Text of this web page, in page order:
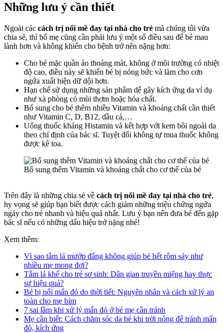
Những lưu ý cần thiết
Ngoài các cách trị nổi mề đay tại nhà cho trẻ mà chúng tôi vừa
chia sẻ, thì bố mẹ cũng cần phải lưu ý một số điều sau để bé mau
lành hơn và không khiến cho bệnh trở nên nặng hơn:
Cho bé mặc quần áo thoáng mát, không ở môi trường có nhiệt
độ cao, điều này sẽ khiến bé bị nóng bức và làm cho cơn
ngứa xuất hiện dữ dội hơn.
Hạn chế sử dụng những sản phẩm dễ gây kích ứng da ví dụ
như xà phòng có mùi thơm hoặc hóa chất.
Bổ sung cho bé thêm nhiều Vitamin và khoáng chất cần thiết
như Vitamin C, D, B12, dầu cá,…
Uống thuốc kháng Histamin và kết hợp với kem bôi ngoài da
theo chỉ định của bác sĩ. Tuyệt đối không tự mua thuốc không
được kê toa.
Bổ sung thêm Vitamin và khoáng chất cho cơ thể của bé
Trên đây là những chia sẻ về cách trị nổi mề đay tại nhà cho trẻ,
hy vọng sẽ giúp bạn biết được cách giảm những triệu chứng ngứa
ngáy cho trẻ nhanh và hiệu quả nhất. Lưu ý bạn nên đưa bé đến gặp
bác sĩ nếu có những dấu hiệu trở nặng nhé!
Xem thêm:
Vì sao tắm lá mướp đắng không giúp bé hết rôm sảy như
nhiều mẹ mong đợi?
Tắm lá khế cho trẻ sơ sinh: Dân gian truyền miệng hay thực
sự hiệu quả?
Bé bị nổi mẩn đỏ do thời tiết: Nguyên nhân và cách xử lý an
toàn cho mẹ bỉm
7 sai lầm khi xử lý mẩn đỏ ở bé mẹ cần tránh
Mẹ cần biết: Cách chăm sóc da bé khi trời nóng để tránh mẩn
đỏ, kích ứng